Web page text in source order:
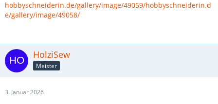
hobbyschneiderin.de/gallery/image/49059/hobbyschneiderin.d
e/gallery/image/49058/
HolziSew
Meister
3. Januar 2026